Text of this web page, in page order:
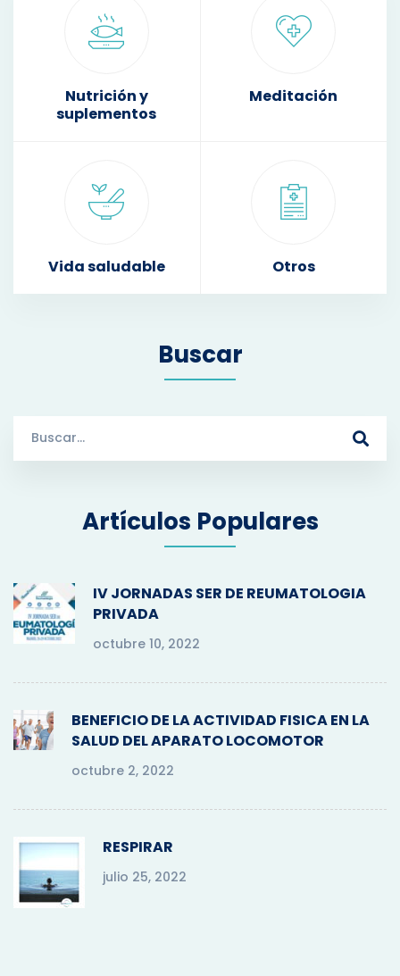
Nutrición y
suplementos
Meditación
Vida saludable Otros
Buscar
o
r
:
Artículos Populares
IV JORNADAS SER DE REUMATOLOGIA
PRIVADA
octubre 10, 2022
BENEFICIO DE LA ACTIVIDAD FISICA EN LA
SALUD DEL APARATO LOCOMOTOR
octubre 2, 2022
RESPIRAR
julio 25, 2022